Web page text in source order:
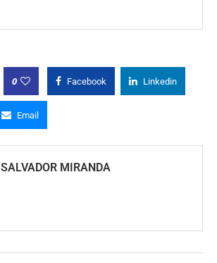
0 Facebook Linkedin
Email
SALVADOR MIRANDA